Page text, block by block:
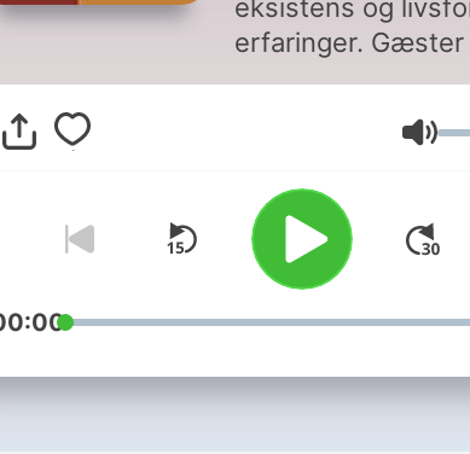
eksistens og
erfaringer.
mødes i Maries
om livets største